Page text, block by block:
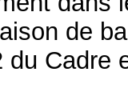
de
du Cadre